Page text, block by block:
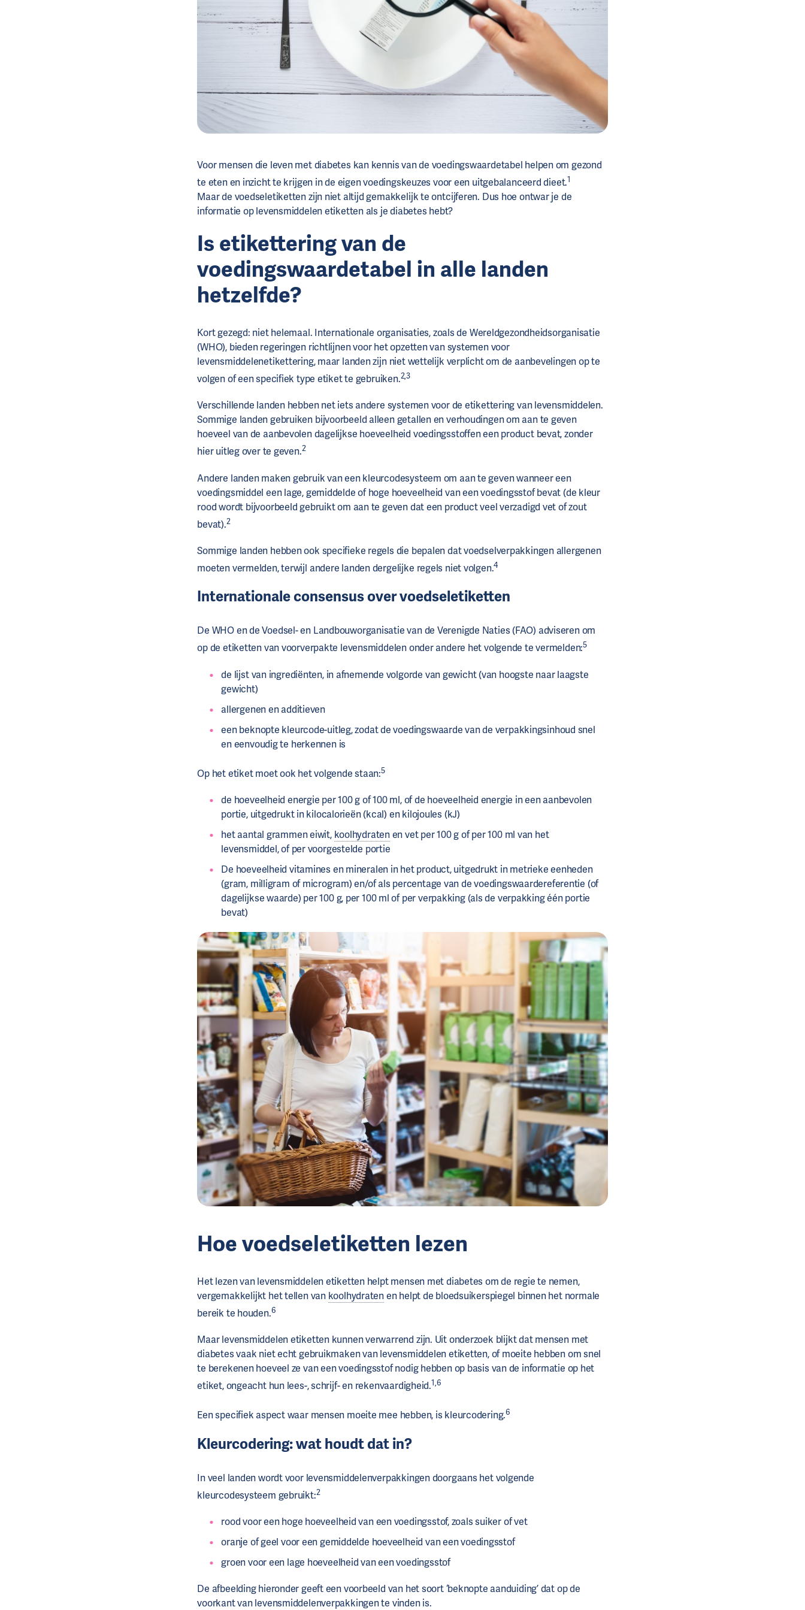
Voor mensen die leven met diabetes kan kennis van de voedingswaardetabel helpen om gezond
te eten en inzicht te krijgen in de eigen voedingskeuzes voor een uitgebalanceerd dieet.1
Maar de voedseletiketten zijn niet altijd gemakkelijk te ontcijferen. Dus hoe ontwar je de
informatie op levensmiddelen etiketten als je diabetes hebt?
Is etikettering van de
voedingswaardetabel in alle landen
hetzelfde?
Kort gezegd: niet helemaal. Internationale organisaties, zoals de Wereldgezondheidsorganisatie
(WHO), bieden regeringen richtlijnen voor het opzetten van systemen voor
levensmiddelenetikettering, maar landen zijn niet wettelijk verplicht om de aanbevelingen op te
volgen of een specifiek type etiket te gebruiken.2,3
Verschillende landen hebben net iets andere systemen voor de etikettering van levensmiddelen.
Sommige landen gebruiken bijvoorbeeld alleen getallen en verhoudingen om aan te geven
hoeveel van de aanbevolen dagelijkse hoeveelheid voedingsstoffen een product bevat, zonder
hier uitleg over te geven.2
Andere landen maken gebruik van een kleurcodesysteem om aan te geven wanneer een
voedingsmiddel een lage, gemiddelde of hoge hoeveelheid van een voedingsstof bevat (de kleur
rood wordt bijvoorbeeld gebruikt om aan te geven dat een product veel verzadigd vet of zout
bevat).2
Sommige landen hebben ook specifieke regels die bepalen dat voedselverpakkingen allergenen
moeten vermelden, terwijl andere landen dergelijke regels niet volgen.4
Internationale consensus over voedseletiketten
De WHO en de Voedsel- en Landbouworganisatie van de Verenigde Naties (FAO) adviseren om
op de etiketten van voorverpakte levensmiddelen onder andere het volgende te vermelden:5
de lijst van ingrediënten, in afnemende volgorde van gewicht (van hoogste naar laagste
gewicht)
allergenen en additieven
een beknopte kleurcode-uitleg, zodat de voedingswaarde van de verpakkingsinhoud snel
en eenvoudig te herkennen is
Op het etiket moet ook het volgende staan:5
de hoeveelheid energie per 100 g of 100 ml, of de hoeveelheid energie in een aanbevolen
portie, uitgedrukt in kilocalorieën (kcal) en kilojoules (kJ)
het aantal grammen eiwit, koolhydratenen vet per 100 g of per 100 ml van het
levensmiddel, of per voorgestelde portie
De hoeveelheid vitamines en mineralen in het product, uitgedrukt in metrieke eenheden
(gram, milligram of microgram) en/of als percentage van de voedingswaardereferentie (of
dagelijkse waarde) per 100 g, per 100 ml of per verpakking (als de verpakking één portie
bevat)
Hoe voedseletiketten lezen
Het lezen van levensmiddelen etiketten helpt mensen met diabetes om de regie te nemen,
vergemakkelijkt het tellen van koolhydratenen helpt de bloedsuikerspiegel binnen het normale
bereik te houden.6
Maar levensmiddelen etiketten kunnen verwarrend zijn. Uit onderzoek blijkt dat mensen met
diabetes vaak niet echt gebruikmaken van levensmiddelen etiketten, of moeite hebben om snel
te berekenen hoeveel ze van een voedingsstof nodig hebben op basis van de informatie op het
etiket, ongeacht hun lees-, schrijf- en rekenvaardigheid.1,6
Een specifiek aspect waar mensen moeite mee hebben, is kleurcodering.6
Kleurcodering: wat houdt dat in?
In veel landen wordt voor levensmiddelenverpakkingen doorgaans het volgende
kleurcodesysteem gebruikt:2
rood voor een hoge hoeveelheid van een voedingsstof, zoals suiker of vet
oranje of geel voor een gemiddelde hoeveelheid van een voedingsstof
groen voor een lage hoeveelheid van een voedingsstof
De afbeelding hieronder geeft een voorbeeld van het soort ‘beknopte aanduiding’ dat op de
voorkant van levensmiddelenverpakkingen te vinden is.